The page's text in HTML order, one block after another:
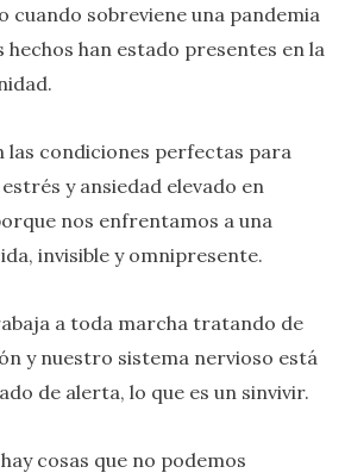
sobreviene una pandemia
han estado presentes en la
las condiciones perfectas para
y ansiedad elevado en
nos enfrentamos a una
invisible y omnipresente.
a toda marcha tratando de
y nuestro sistema nervioso está
de alerta, lo que es un sinvivir.
cosas que no podemos